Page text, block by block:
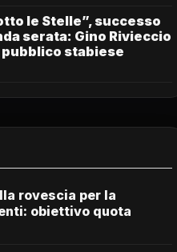
le Stelle”, successo
serata: Gino Rivieccio
stabiese
rovescia per la
obiettivo quota